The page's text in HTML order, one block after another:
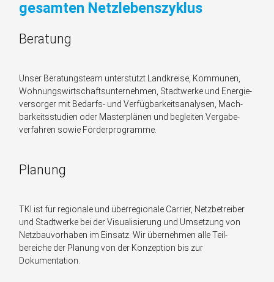
gesamten Netz­lebens­zyklus
Beratung
Unser Beratungs­team unterstützt Land­kreise, Kommunen,
Wohnungs­wirtschafts­unternehmen, Stadt­werke und Energie­
versorger mit Bedarfs- und Verfügbar­keits­analysen, Mach­
barkeits­studien oder Master­plänen und begleiten Vergabe­
verfahren sowie Förder­programme.
Planung
TKI ist für regionale und über­regionale Carrier, Netz­betreiber
und Stadt­werke bei der Visualisierung und Um­setzung von
Netz­bau­vor­haben im Einsatz. Wir über­nehmen alle Teil­
bereiche der Planung von der Konzeption bis zur
Dokumentation.